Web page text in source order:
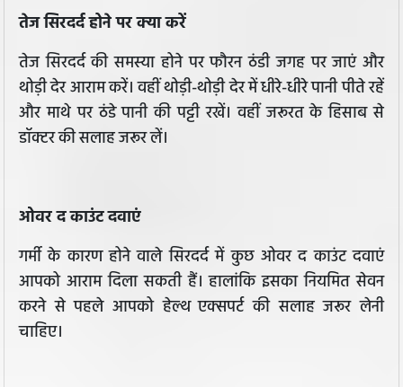
तेज सिरदर्द होने पर क्या करें
तेज सिरदर्द की समस्या होने पर फौरन ठंडी जगह पर जाएं और
थोड़ी देर आराम करें। वहीं थोड़ी-थोड़ी देर में धीरे-धीरे पानी पीते रहें
और माथे पर ठंडे पानी की पट्टी रखें। वहीं जरूरत के हिसाब से
डॉक्टर की सलाह जरूर लें।
ओवर द काउंट दवाएं
गर्मी के कारण होने वाले सिरदर्द में कुछ ओवर द काउंट दवाएं
आपको आराम दिला सकती हैं। हालांकि इसका नियमित सेवन
करने से पहले आपको हेल्थ एक्सपर्ट की सलाह जरूर लेनी
चाहिए।